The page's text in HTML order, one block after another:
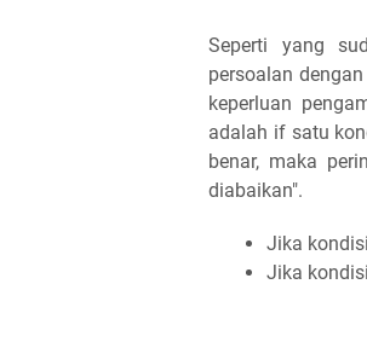
Seperti yang
persoalan
keperluan
adalah if satu
benar, maka
diabaikan".
Jika
Jika